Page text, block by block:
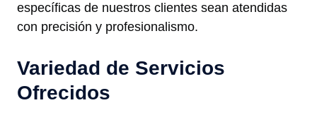
específicas de nuestros clientes sean atendidas
con precisión y profesionalismo.
Variedad de Servicios
Ofrecidos